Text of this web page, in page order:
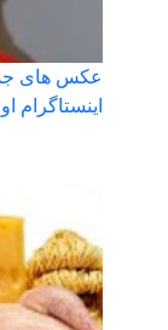
عکس های
اینستاگرام او